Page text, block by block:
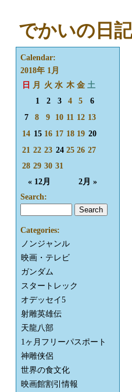
でかいの日
Calendar:
2018年 1月
日
月 火 水 木 金 土
« 12月 2月 »
1 2 3 4 5
6
7
8 9 10 11 12 13
14 15 16 17 18 19 20
21 22 23 24 25 26 27
28 29 30 31
Search:
Categories:
ノンジャンル
映画・テレビ
ガンダム
スタートレック
オデッセイ5
射雕英雄伝
天龍八部
1ヶ月フリーパスポート
神雕侠侶
世界の食文化
映画館割引情報